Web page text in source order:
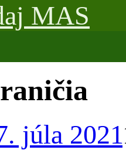
MAS
júla 2021